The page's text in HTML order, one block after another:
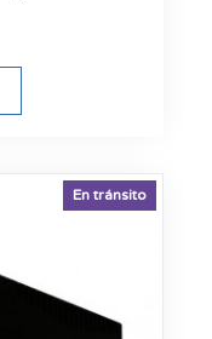
En tránsito